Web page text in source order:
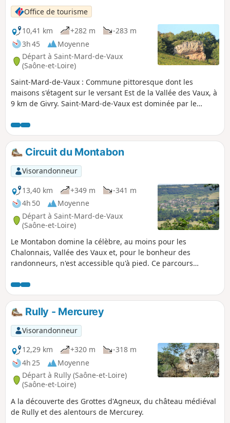
Office de tourisme
10,41 km
+282 m
-283 m
3h 45
Moyenne
Départ à Saint-Mard-de-Vaux
(Saône-et-Loire)
Saint-Mard-de-Vaux : Commune pittoresque dont les
maisons s'étagent sur le versant Est de la Vallée des Vaux, à
9 km de Givry. Saint-Mard-de-Vaux est dominée par le
charmilles, robiniers (variété d’acacias).
Circuit du Montabon
Visorandonneur
13,40 km
+349 m
-341 m
4h 50
Moyenne
Départ à Saint-Mard-de-Vaux
(Saône-et-Loire)
Le Montabon domine la célèbre, au moins pour les
Chalonnais, Vallée des Vaux et, pour le bonheur des
randonneurs, n'est accessible qu'à pied. Ce parcours
agréable à la belle saison. La promenade est paisible sur
tout le trajet. À noter, une pente raide sur environ 800 m
pour accéder au Montabon mais le reste du trajet ne
présente pas de difficulté.
Rully - Mercurey
Visorandonneur
12,29 km
+320 m
-318 m
4h 25
Moyenne
Départ à Rully (Saône-et-Loire)
(Saône-et-Loire)
A la découverte des Grottes d'Agneux, du château médiéval
de Rully et des alentours de Mercurey.